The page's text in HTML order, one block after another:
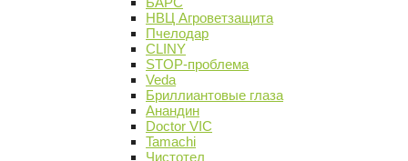
НВЦ Агроветзащита
Пчелодар
CLINY
STOP-проблема
Veda
Бриллиантовые глаза
Анандин
Doctor VIC
Tamachi
Чистотел